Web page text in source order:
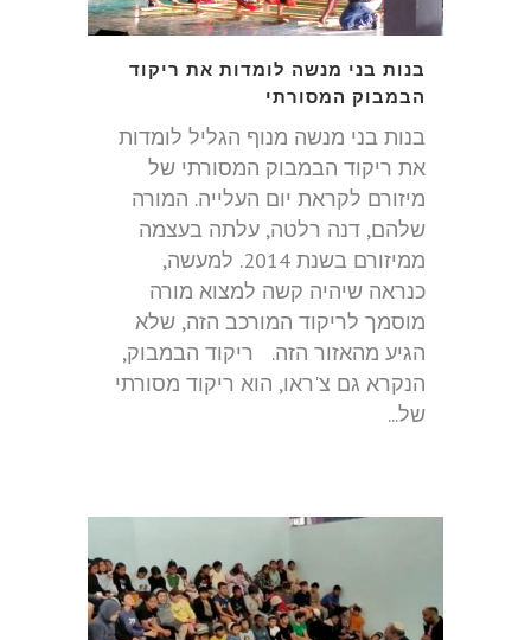
בנות בני מנשה לומדות את ריקוד
הבמבוק המסורתי
בנות בני מנשה מנוף הגליל לומדות
את ריקוד הבמבוק המסורתי של
מיזורם לקראת יום העלייה. המורה
שלהם, דנה רלטה, עלתה בעצמה
ממיזורם בשנת 2014. למעשה,
כנראה שיהיה קשה למצוא מורה
מוסמך לריקוד המורכב הזה, שלא
הגיע מהאזור הזה. ריקוד הבמבוק,
הנקרא גם צ'ראו, הוא ריקוד מסורתי
של...